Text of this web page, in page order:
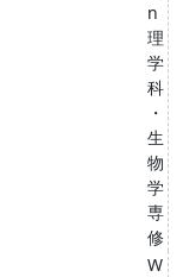
n
理
学
科
・
生
物
学
専
修
W